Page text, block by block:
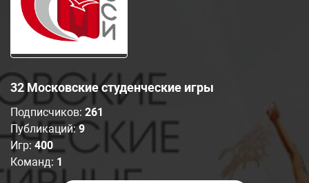
32 Московские студенческие игры
Подписчиков: 261
Публикаций:9
Игр: 400
Команд: 1